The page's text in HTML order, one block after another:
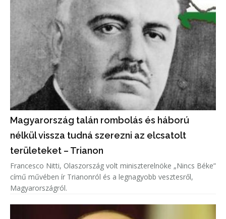
Magyarország talán rombolás és háború
nélkül vissza tudná szerezni az elcsatolt
területeket – Trianon
Francesco Nitti, Olaszország volt miniszterelnöke „Nincs Béke”
című művében ír Trianonról és a legnagyobb vesztesről,
Magyarországról.